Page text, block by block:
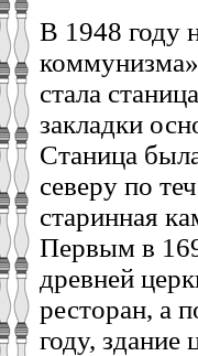
В 1948 году
стала
закладки
Станица
северу по
старинная
Первым в
древней
ресторан, а
году, здание